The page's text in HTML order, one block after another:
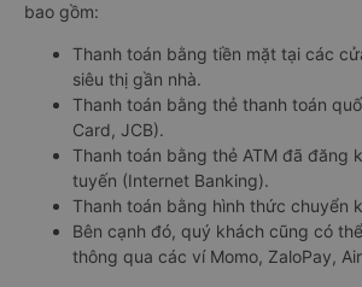
bao gồm:
Thanh toán bằng tiền mặt tại các
siêu thị gần nhà.
Thanh toán bằng thẻ thanh toán
Card, JCB).
Thanh toán bằng thẻ ATM đã đăng
tuyến (Internet Banking).
Thanh toán bằng hình thức chuyển
Bên cạnh đó, quý khách cũng có
thông qua các ví Momo, ZaloPay,